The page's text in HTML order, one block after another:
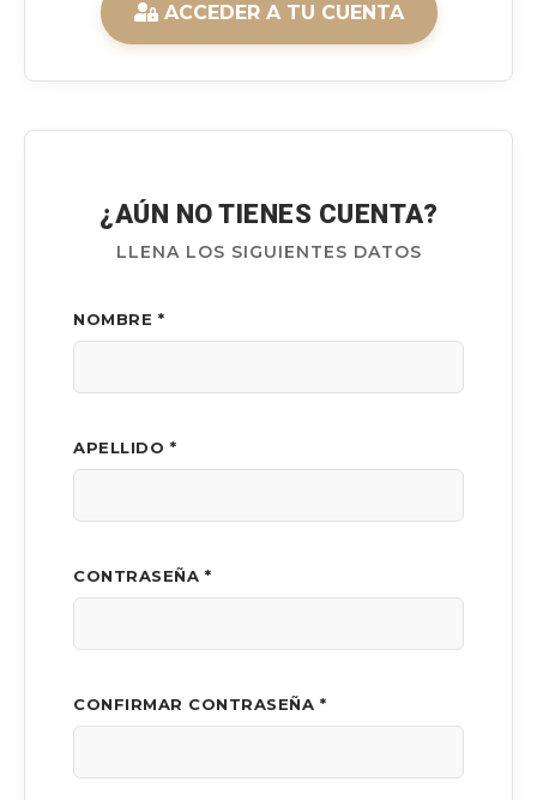
ACCEDER A TU CUENTA
¿AÚN NO TIENES CUENTA?
LLENA LOS SIGUIENTES DATOS
NOMBRE *
APELLIDO *
CONTRASEÑA *
CONFIRMAR CONTRASEÑA *